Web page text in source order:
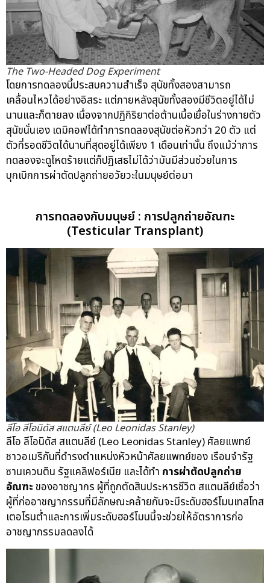
The Two-Headed Dog Experiment
โดยการทดลองนี้ประสบความสำเร็จ สุนัขทั้งสองสามารถ
เคลื่อนไหวได้อย่างอิสระ แต่ภายหลังสุนัขทั้งสองมีชีวิตอยู่ได้ไม่
นานและก็ตายลง เนื่องจากปฏิกิริยาต่อต้านเนื้อเยื่อในร่างกายตัว
สุนัขนั่นเอง เดมิคอฟได้ทำการทดลองสุนัขต่อหัวกว่า 20 ตัว แต่
ตัวที่รอดชีวิตได้นานที่สุดอยู่ได้เพียง 1 เดือนเท่านั้น ถึงแม้ว่าการ
ทดลองจะดูโหดร้ายแต่ก็ปฏิเสธไม่ได้ว่ามันมีส่วนช่วยในการ
บุกเบิกการผ่าตัดปลูกถ่ายอวัยวะในมนุษย์ต่อมา
การทดลองกับมนุษย์ : การปลูกถ่ายอัณฑะ
(Testicular Transplant)
ลีโอ ลีโอนิดัส สแตนลีย์ (Leo Leonidas Stanley)
ลีโอ ลีโอนิดัส สแตนลีย์ (Leo Leonidas Stanley) ศัลยแพทย์
ชาวอเมริกันที่ดำรงตำแหน่งหัวหน้าศัลยแพทย์ของ เรือนจำรัฐ
ซานเควนติน รัฐแคลิฟอร์เนีย และได้ทำ การผ่าตัดปลูกถ่าย
อัณฑะของอาชญากร ผู้ที่ถูกตัดสินประหารชีวิต สแตนลีย์เชื่อว่า
ผู้ที่ก่ออาชญากรรมที่มีลักษณะคล้ายกันจะมีระดับฮอร์โมนเทสโทส
เตอโรนต่ำและการเพิ่มระดับฮอร์โมนนี้จะช่วยให้อัตราการก่อ
อาชญากรรมลดลงได้